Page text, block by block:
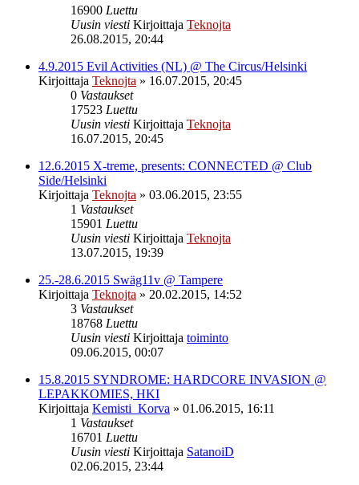
16900 Luettu
Uusin viesti Kirjoittaja Teknojta
26.08.2015, 20:44
4.9.2015 Evil Activities (NL) @ The Circus/Helsinki
Kirjoittaja Teknojta » 16.07.2015, 20:45
0 Vastaukset
17523 Luettu
Uusin viesti Kirjoittaja Teknojta
16.07.2015, 20:45
12.6.2015 X-treme, presents: CONNECTED @ Club
Side/Helsinki
Kirjoittaja Teknojta » 03.06.2015, 23:55
1 Vastaukset
15901 Luettu
Uusin viesti Kirjoittaja Teknojta
13.07.2015, 19:39
25.-28.6.2015 Swäg11v @ Tampere
Kirjoittaja Teknojta » 20.02.2015, 14:52
3 Vastaukset
18768 Luettu
Uusin viesti Kirjoittaja toiminto
09.06.2015, 00:07
15.8.2015 SYNDROME: HARDCORE INVASION @
LEPAKKOMIES, HKI
Kirjoittaja Kemisti_Korva » 01.06.2015, 16:11
1 Vastaukset
16701 Luettu
Uusin viesti Kirjoittaja SatanoiD
02.06.2015, 23:44